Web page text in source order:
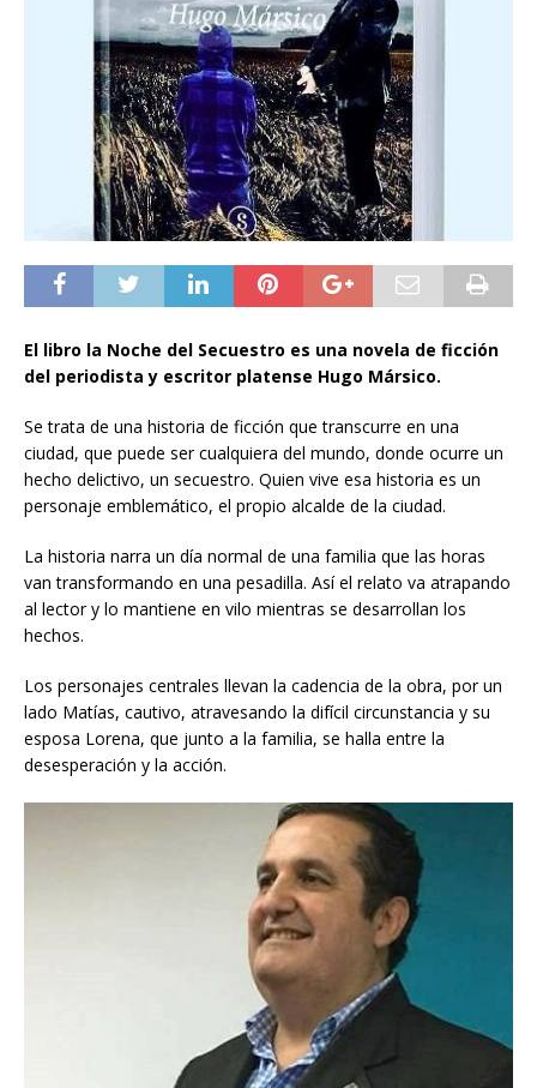
El libro la Noche del Secuestro es una novela de ficción
del periodista y escritor platense Hugo Mársico.
Se trata de una historia de ficción que transcurre en una
ciudad, que puede ser cualquiera del mundo, donde ocurre un
hecho delictivo, un secuestro. Quien vive esa historia es un
personaje emblemático, el propio alcalde de la ciudad.
La historia narra un día normal de una familia que las horas
van transformando en una pesadilla. Así el relato va atrapando
al lector y lo mantiene en vilo mientras se desarrollan los
hechos.
Los personajes centrales llevan la cadencia de la obra, por un
lado Matías, cautivo, atravesando la difícil circunstancia y su
esposa Lorena, que junto a la familia, se halla entre la
desesperación y la acción.